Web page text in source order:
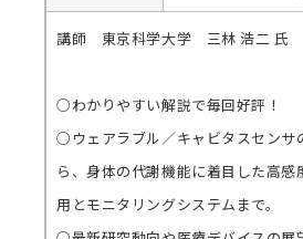
講師 東京科学大学 三林 浩二 氏
○わかりやすい解説で毎回好評！
○ウェアラブル／キャビタスセンサ
ら、身体の代謝機能に着目した高感
用とモニタリングシステムまで。